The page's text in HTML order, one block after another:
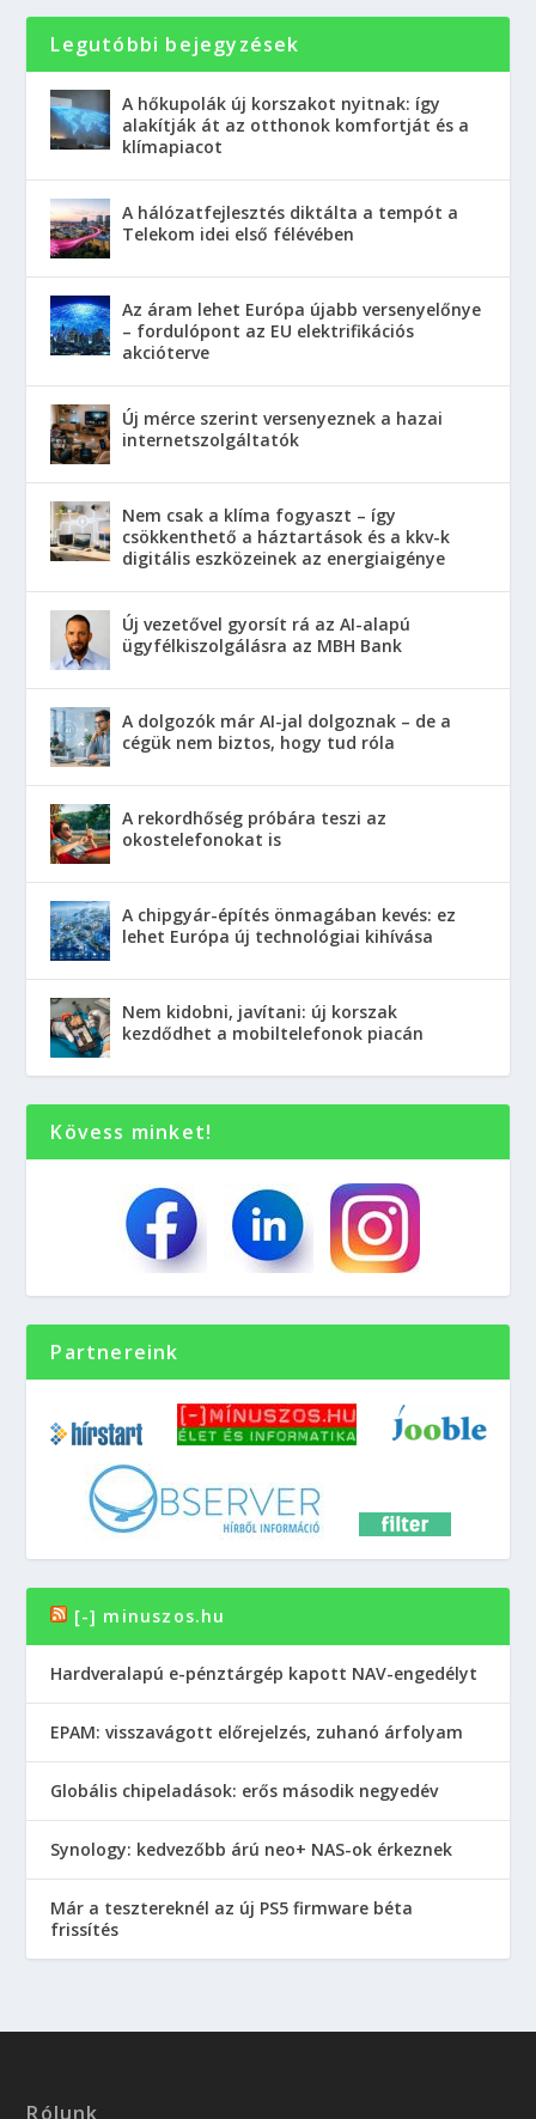
Legutóbbi bejegyzések
A hőkupolák új korszakot nyitnak: így
alakítják át az otthonok komfortját és a
klímapiacot
A hálózatfejlesztés diktálta a tempót a
Telekom idei első félévében
Az áram lehet Európa újabb versenyelőnye
– fordulópont az EU elektrifikációs
akcióterve
Új mérce szerint versenyeznek a hazai
internetszolgáltatók
Nem csak a klíma fogyaszt – így
csökkenthető a háztartások és a kkv-k
digitális eszközeinek az energiaigénye
Új vezetővel gyorsít rá az AI-alapú
ügyfélkiszolgálásra az MBH Bank
A dolgozók már AI-jal dolgoznak – de a
cégük nem biztos, hogy tud róla
A rekordhőség próbára teszi az
okostelefonokat is
A chipgyár-építés önmagában kevés: ez
lehet Európa új technológiai kihívása
Nem kidobni, javítani: új korszak
kezdődhet a mobiltelefonok piacán
Kövess minket!
Partnereink
[-] minuszos.hu
Hardveralapú e-pénztárgép kapott NAV-engedélyt
EPAM: visszavágott előrejelzés, zuhanó árfolyam
Globális chipeladások: erős második negyedév
Synology: kedvezőbb árú neo+ NAS-ok érkeznek
Már a tesztereknél az új PS5 firmware béta
frissítés
Rólunk